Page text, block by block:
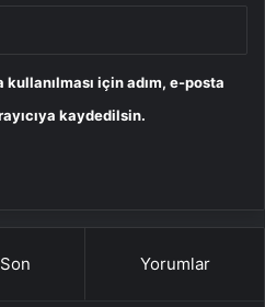
için adım, e-posta
kaydedilsin.
Son Yorumlar